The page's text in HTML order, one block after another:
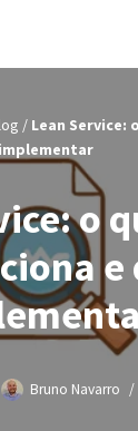
/ Lean Service:
o
e
Bruno Navarro